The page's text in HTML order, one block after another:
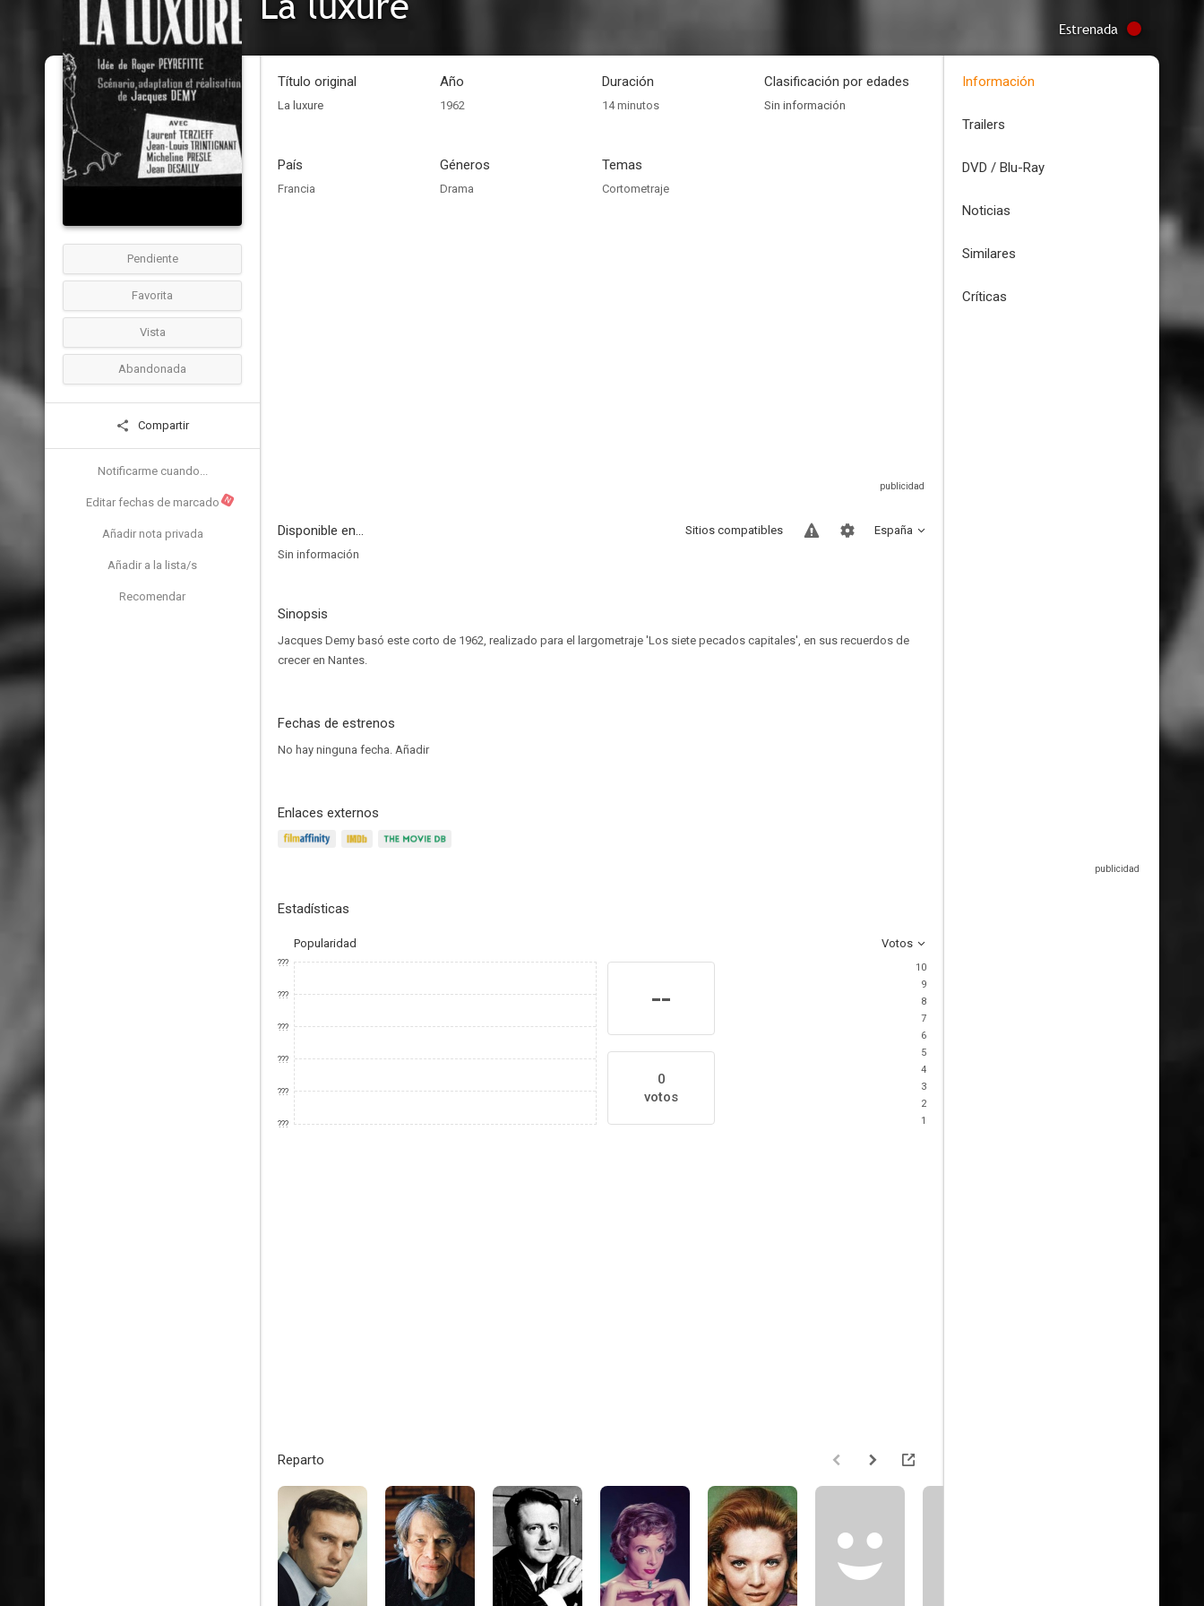
Estrenada
Pendiente
Favorita
Vista
Abandonada
Compartir
Notificarme cuando...
Editar fechas de marcado N
Añadir nota privada
Añadir a la lista/s
Recomendar
Título original
La luxure
Año
1962
Duración
14 minutos
Clasificación por edades
Sin información
País
Francia
Géneros
Drama
Temas
Cortometraje
Disponible en... España
Sitios compatibles
Sin información
Sinopsis
Jacques Demy basó este corto de 1962, realizado para el largometraje 'Los siete pecados capitales', en sus recuerdos de
crecer en Nantes.
Fechas de estrenos
No hay ninguna fecha. Añadir
Enlaces externos
Estadísticas
Popularidad Votos
???
???
???
???
???
???
--
0
votos
10
9
8
7
6
5
4
3
2
1
Reparto
Información
Trailers
DVD / Blu-Ray
Noticias
Similares
Críticas